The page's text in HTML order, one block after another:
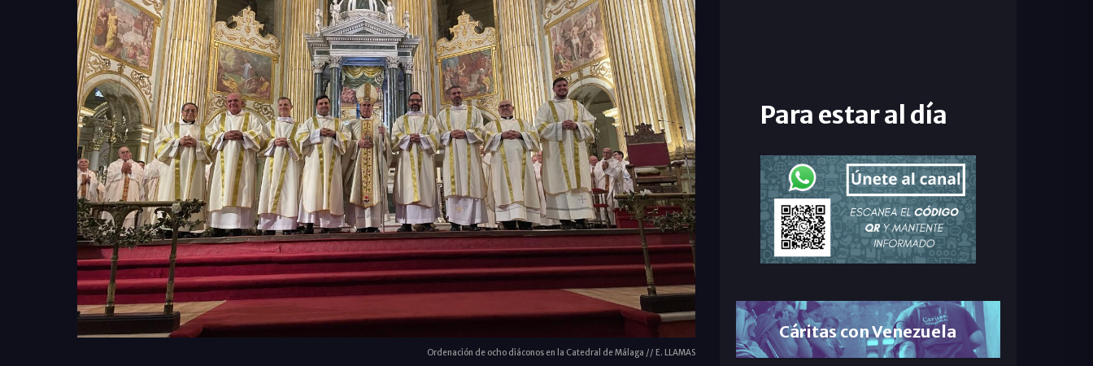
Ordenación de ocho diáconos en la Catedral de Málaga // E. LLAMAS
Para estar al día
Cáritas con Venezuela